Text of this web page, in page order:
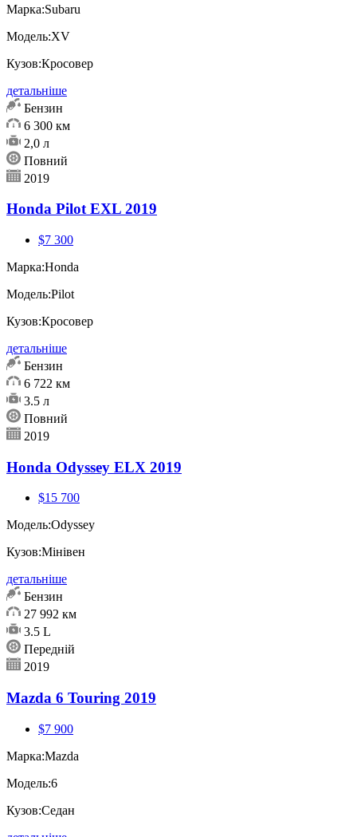
Марка:Subaru
Модель:XV
Кузов:Кросовер
детальніше
Бензин
6 300 км
2,0 л
Повний
2019
Honda Pilot EXL 2019
$7 300
Марка:Honda
Модель:Pilot
Кузов:Кросовер
детальніше
Бензин
6 722 км
3.5 л
Повний
2019
Honda Odyssey ELX 2019
$15 700
Модель:Odyssey
Кузов:Мінівен
детальніше
Бензин
27 992 км
3.5 L
Передній
2019
Mazda 6 Touring 2019
$7 900
Марка:Mazda
Модель:6
Кузов:Седан